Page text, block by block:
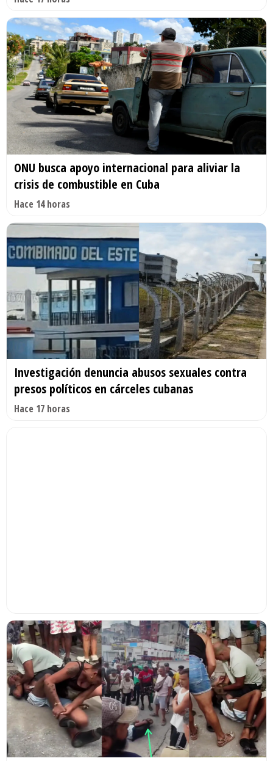
ONU busca apoyo internacional para aliviar la
crisis de combustible en Cuba
Hace 14 horas
Investigación denuncia abusos sexuales contra
presos políticos en cárceles cubanas
Hace 17 horas